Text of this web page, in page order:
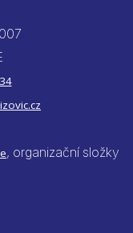
, organizační složky